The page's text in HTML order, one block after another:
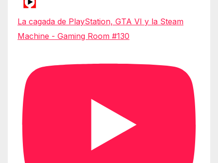
La cagada de PlayStation, GTA VI y la Steam
Machine - Gaming Room #130